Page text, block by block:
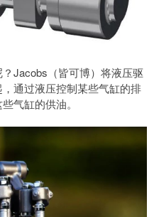
Jacobs（皆可博）将液压驱
通过液压控制某些气缸的排
气缸的供油。